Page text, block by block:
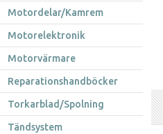
Motordelar/Kamrem
Motorelektronik
Motorvärmare
Reparationshandböcker
Torkarblad/Spolning
Tändsystem